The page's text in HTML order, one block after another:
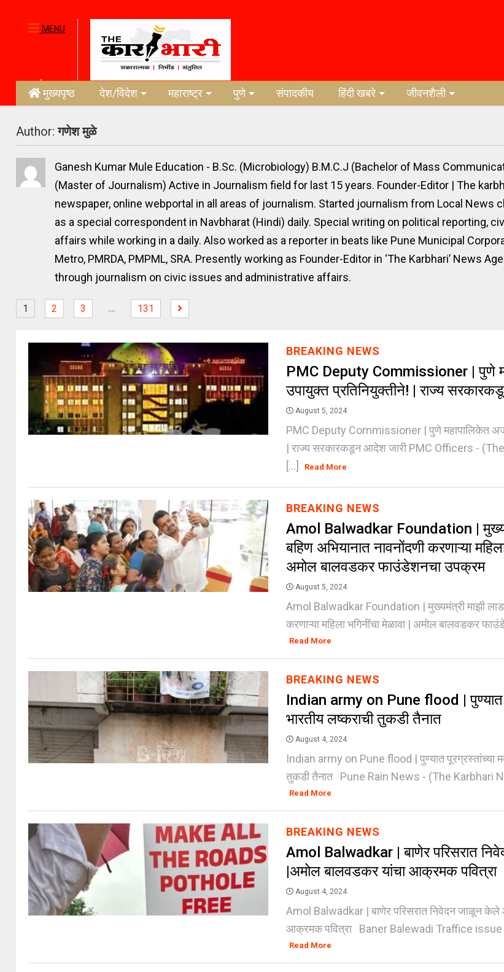
MENU
मुख्यपृष्ठ देश/विदेश महाराष्ट्र पुणे संपादकीय हिंदी खबरे जीवनशैली
Author:गणेश मुळे
Ganesh Kumar Mule Education - B.Sc. (Microbiology) B.M.C.J (Bachelor of Mass
(Master of Journalism) Active in Journalism field for last 15 years. Founder-Editor | The
newspaper, online webportal in all areas of journalism. Started journalism from Local News
as a special correspondent in Navbharat (Hindi) daily. Special writing on political reporting,
affairs while working in a daily. Also worked as a reporter in beats like Pune Municipal
Metro, PMRDA, PMPML, SRA. Presently working as Founder-Editor in ‘The Karbhari’ News
through journalism on civic issues and administrative affairs.
1 2 3 … 131
BREAKING NEWS
PMC Deputy Commissioner | पुणे
उपायुक्त प्रतिनियुक्तीने! | राज्य
August 5, 2024
PMC Deputy Commissioner | पुणे महापालिकेत
| राज्य सरकारकडून आदेश जारी PMC Officers -
[...]
Read More
BREAKING NEWS
Amol Balwadkar Foundation |
बहिण अभियानात नावनोंदणी करणाऱ्या
अमोल बालवडकर फाउंडेशनचा उपक्रम
August 5, 2024
Amol Balwadkar Foundation | मुख्यमंत्री माझी
करणाऱ्या महिला भगिनींचा मेळावा | अमोल बालवडकर
Read More
BREAKING NEWS
Indian army on Pune flood | पुण्यात
भारतीय लष्कराची तुकडी तैनात
August 4, 2024
Indian army on Pune flood | पुण्यात पूरग्रस्तांच्या
तुकडी तैनात Pune Rain News - (The Karbhari
Read More
BREAKING NEWS
Amol Balwadkar | बाणेर परिसरात
|अमोल बालवडकर यांचा आक्रमक पवित्रा
August 4, 2024
Amol Balwadkar | बाणेर परिसरात निवेदन जाळून
आक्रमक पवित्रा Baner Balewadi Traffice issue
Read More